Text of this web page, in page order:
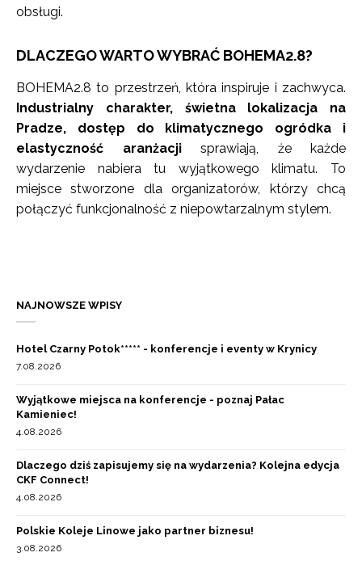
obsługi.
DLACZEGO WARTO WYBRAĆ BOHEMA2.8?
BOHEMA2.8 to przestrzeń, która inspiruje i zachwyca.
Industrialny charakter, świetna lokalizacja na
Pradze, dostęp do klimatycznego ogródka i
elastyczność aranżacjisprawiają, że każde
wydarzenie nabiera tu wyjątkowego klimatu. To
miejsce stworzone dla organizatorów, którzy chcą
połączyć funkcjonalność z niepowtarzalnym stylem.
NAJNOWSZE WPISY
Hotel Czarny Potok***** - konferencje i eventy w Krynicy
7.08.2026
Wyjątkowe miejsca na konferencje - poznaj Pałac
Kamieniec!
4.08.2026
Dlaczego dziś zapisujemy się na wydarzenia? Kolejna edycja
CKF Connect!
4.08.2026
Polskie Koleje Linowe jako partner biznesu!
3.08.2026